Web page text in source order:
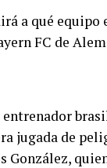
a qué equipo
FC de
entrenador
jugada de
González,